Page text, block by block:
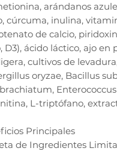
arándanos
cúrcuma, inulina,
de calcio,
D3), ácido láctico, ajo
cultivos de
oryzae, Bacillus
L-triptófano,
Principales
de Ingredientes